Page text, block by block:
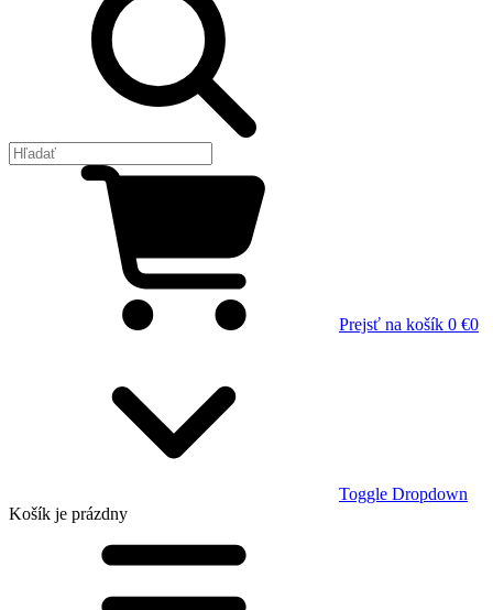
Prejsť na košík 0 €0
Toggle Dropdown
Košík je prázdny